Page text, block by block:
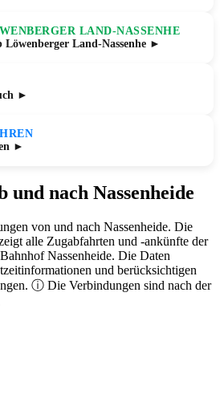
LAND-NASSENHE
Löwenberger Land-Nassenhe ►
►
►
und nach Nassenheide
von und nach Nassenheide. Die
alle Zugabfahrten und -ankünfte der
Nassenheide. Die Daten
und berücksichtigen
ⓘ Die Verbindungen sind nach der